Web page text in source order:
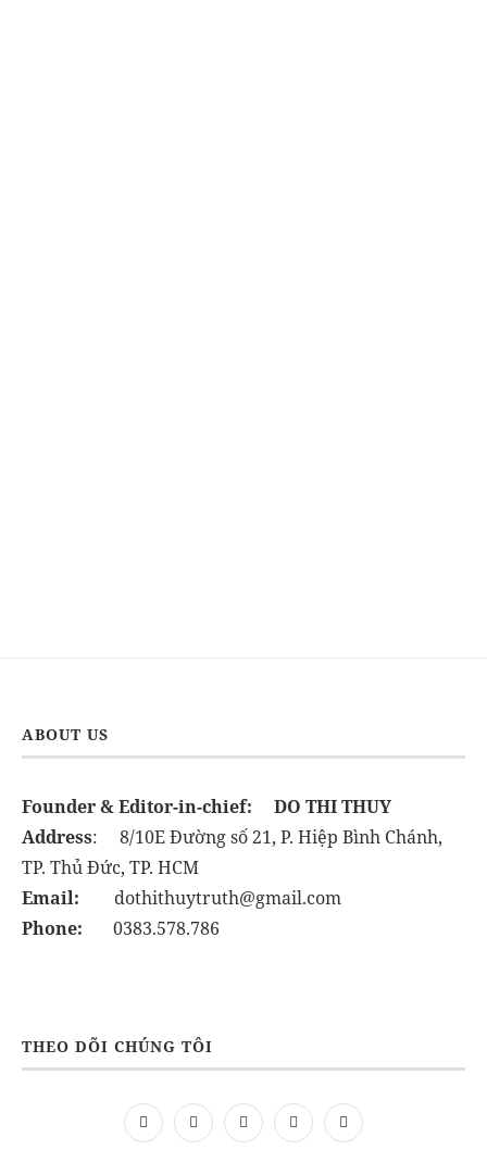
ABOUT US
Founder & Editor-in-chief:
DO THI THUY
Address: 8/10E Đường số 21, P. Hiệp Bình Chánh,
TP. Thủ Đức, TP. HCM
Email: dothithuytruth@gmail.com
Phone: 0383.578.786
THEO DÕI CHÚNG TÔI